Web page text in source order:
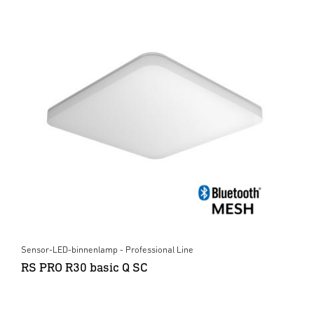
Sensor-LED-binnenlamp - Professional Line
RS PRO R30 basic Q SC